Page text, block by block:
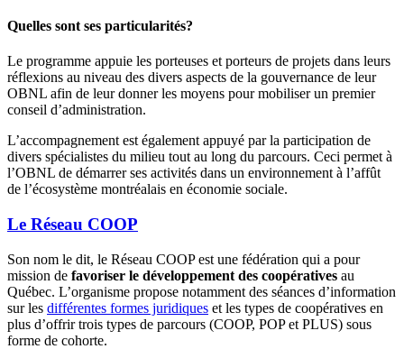
Quelles sont ses particularités?
Le programme appuie les porteuses et porteurs de projets dans leurs
réflexions au niveau des divers aspects de la gouvernance de leur
OBNL afin de leur donner les moyens pour mobiliser un premier
conseil d’administration.
L’accompagnement est également appuyé par la participation de
divers spécialistes du milieu tout au long du parcours. Ceci permet à
l’OBNL de démarrer ses activités dans un environnement à l’affût
de l’écosystème montréalais en économie sociale.
Le Réseau COOP
Son nom le dit, le Réseau COOP est une fédération qui a pour
mission de favoriser le développement des coopératives au
Québec. L’organisme propose notamment des séances d’information
sur les différentes formes juridiques et les types de coopératives en
plus d’offrir trois types de parcours (COOP, POP et PLUS) sous
forme de cohorte.